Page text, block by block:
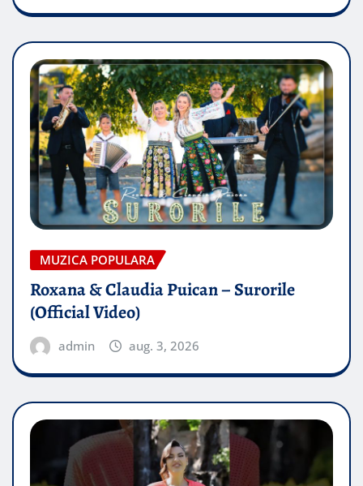
MUZICA POPULARA
Roxana & Claudia Puican – Surorile
(Official Video)
admin aug. 3, 2026